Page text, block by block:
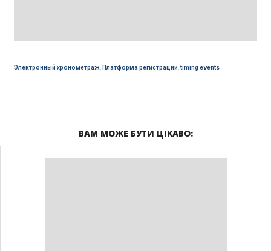
Электронный хронометраж, Платформа регистрации timing events
ВАМ МОЖЕ БУТИ ЦІКАВО: